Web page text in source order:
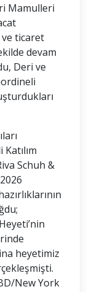
Mamulleri
ve ticaret
devam
Deri ve
Schuh &
heyetimiz
New York